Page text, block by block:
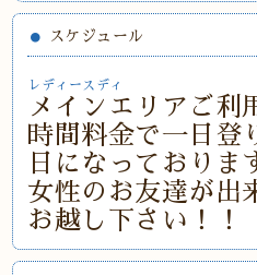
スケジュール
レディースディ
メインエリアご利
時間料金で一日登
日になっておりま
女性のお友達が
お越し下さい！！